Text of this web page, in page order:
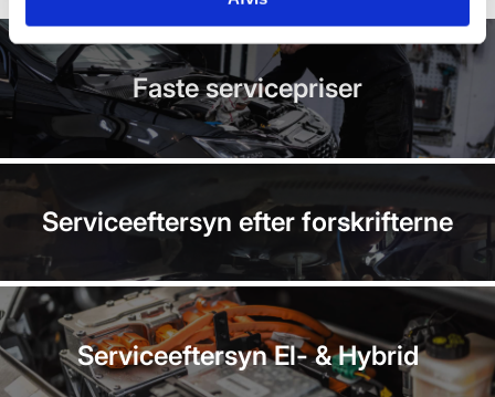
Faste servicepriser
Serviceeftersyn efter forskrifterne
Serviceeftersyn El-&Hybrid